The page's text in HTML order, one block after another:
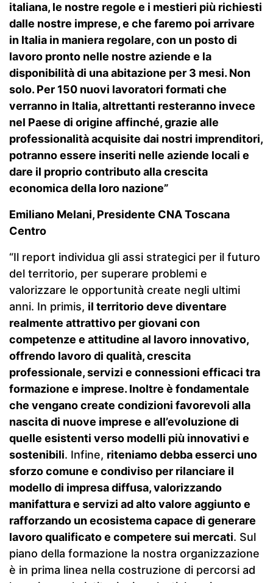
italiana, le nostre regole e i mestieri più richiesti
dalle nostre imprese, e che faremo poi arrivare
in Italia in maniera regolare, con un posto di
lavoro pronto nelle nostre aziende e la
disponibilità di una abitazione per 3 mesi. Non
solo. Per 150 nuovi lavoratori formati che
verranno in Italia, altrettanti resteranno invece
nel Paese di origine affinché, grazie alle
professionalità acquisite dai nostri imprenditori,
potranno essere inseriti nelle aziende locali e
dare il proprio contributo alla crescita
economica della loro nazione”
Emiliano Melani, Presidente CNA Toscana
Centro
“Il report individua gli assi strategici per il futuro
del territorio, per superare problemi e
valorizzare le opportunità create negli ultimi
anni. In primis, il territorio deve diventare
realmente attrattivo per giovani con
competenze e attitudine al lavoro innovativo,
offrendo lavoro di qualità, crescita
professionale, servizi e connessioni efficaci tra
formazione e imprese. Inoltre è fondamentale
che vengano create condizioni favorevoli alla
nascita di nuove imprese e all’evoluzione di
quelle esistenti verso modelli più innovativi e
sostenibili. Infine, riteniamo debba esserci uno
sforzo comune e condiviso per rilanciare il
modello di impresa diffusa, valorizzando
manifattura e servizi ad alto valore aggiunto e
rafforzando un ecosistema capace di generare
lavoro qualificato e competere sui mercati. Sul
piano della formazione la nostra organizzazione
è in prima linea nella costruzione di percorsi ad